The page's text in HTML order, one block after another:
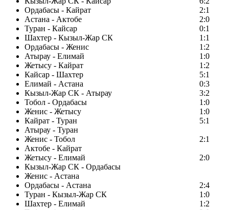
Ордабасы - Кайрат
2:1
Астана - Актобе
2:0
Туран - Кайсар
0:1
Шахтер - Кызыл-Жар СК
1:1
Ордабасы - Женис
1:2
Атырау - Елимай
1:0
Жетысу - Кайрат
1:2
Кайсар - Шахтер
5:1
Елимай - Астана
0:3
Кызыл-Жар СК - Атырау
3:2
Тобол - Ордабасы
1:0
Женис - Жетысу
1:0
Кайрат - Туран
5:1
Атырау - Туран
Женис - Тобол
2:1
Актобе - Кайрат
Жетысу - Елимай
2:0
Кызыл-Жар СК - Ордабасы
Женис - Астана
Ордабасы - Астана
2:4
Туран - Кызыл-Жар СК
1:0
Шахтер - Елимай
1:2